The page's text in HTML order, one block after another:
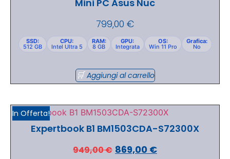
Mini PC Asus Nuc
799,00 €
SSD:
512 GB
CPU:
Intel Ultra 5
RAM:
8 GB
GPU:
Integrata
OS:
Win 11 Pro
Grafica:
No
Aggiungi al carrello
In Offerta!
Expertbook B1 BM1503CDA-S72300X
949,00€ 869,00 €